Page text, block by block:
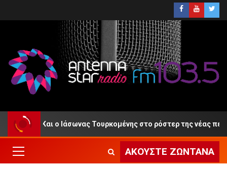
Και ο Ιάσωνας Τουρκομένης στο ρόστερ της νέας
ΑΚΟΎΣΤΕ ΖΩΝΤΑΝΆ